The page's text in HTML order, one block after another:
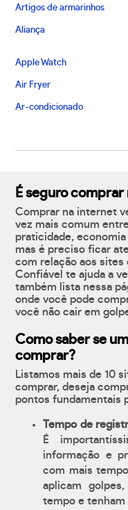
Artigos de armarinhos
Aliança
Apple Watch
Air Fryer
Ar-condicionado
É seguro
Comprar na internet
vez mais comum
praticidade,
mas é preciso ficar
com relação aos
Confiável te ajuda a
também lista nessa
onde você pode
você não cair em
Como saber se
comprar?
Listamos mais de 10
comprar, deseja
pontos fundamentais
Tempo de
É
informação e
com mais
aplicam
tempo e